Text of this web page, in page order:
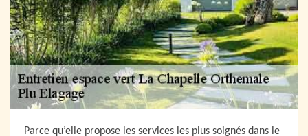
Parce qu’elle propose les services les plus soignés dans le